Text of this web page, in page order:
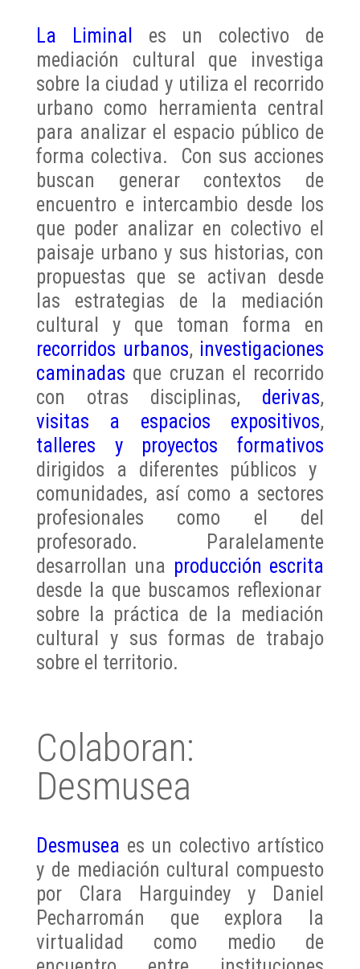
La Liminal es un colectivo de
mediación cultural que investiga
sobre la ciudad y utiliza el recorrido
urbano como herramienta central
para analizar el espacio público de
forma colectiva.
Con sus acciones
buscan generar contextos de
encuentro e intercambio desde los
que poder analizar en colectivo el
paisaje urbano y sus historias, con
propuestas que se activan desde
las estrategias de la mediación
cultural y que toman forma en
recorridos urbanos, investigaciones
caminadas que cruzan el recorrido
con otras disciplinas, derivas,
visitas a espacios expositivos,
talleres y proyectos formativos
dirigidos a diferentes públicos y
comunidades, así como a sectores
profesionales como el del
profesorado. Paralelamente
desarrollan una producción escrita
desde la que buscamos reflexionar
sobre la práctica de la mediación
cultural y sus formas de trabajo
sobre el territorio.
Colaboran:
Desmusea
Desmusea es un colectivo artístico
y de mediación cultural compuesto
por Clara Harguindey y Daniel
Pecharromán que explora la
virtualidad como medio de